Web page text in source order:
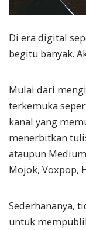
Di era digital
begitu banyak.
Mulai dari
terkemuka
kanal yang
menerbitkan
ataupun
Mojok, Voxpop,
Sederhananya,
untuk